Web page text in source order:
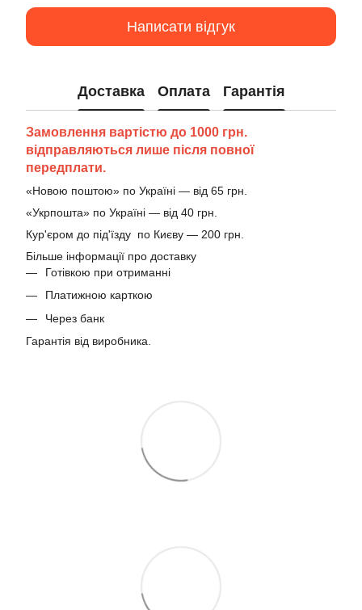
Написати відгук
Доставка Оплата Гарантія
Замовлення вартістю до 1000 грн.
відправляються лише після повної
передплати.
«Новою поштою» по Україні — від 65 грн.
«Укрпошта» по Україні — від 40 грн.
Кур'єром до під'їзду по Києву — 200 грн.
Більше інформації про доставку
Готівкою при отриманні
Платижною карткою
Через банк
Гарантія від виробника.